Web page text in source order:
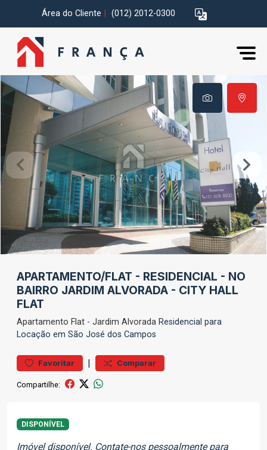
Área do Cliente (012) 2012-0300
APARTAMENTO/FLAT - RESIDENCIAL - NO
BAIRRO JARDIM ALVORADA - CITY HALL
FLAT
Apartamento Flat - Jardim Alvorada Residencial para
Locação em São José dos Campos
Favoritar | Comparar
Compartilhe:
DISPONÍVEL
Imóvel disponível. Contate-nos pessoalmente para